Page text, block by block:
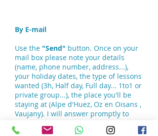
By E-mail
Use the "Send" button. Once on your
mail box please note your details
(name, phone number, address...),
your holiday dates, the type of lessons
wanted (3h, Half day, Full day... 1to1 or
private group...), the place you'll be
staying at (Alpe d'Huez, Oz en Oisans ,
Vaujany). I will answer promptly to